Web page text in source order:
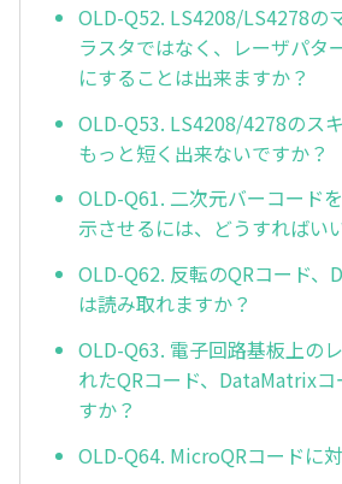
OLD-Q52. LS4208/LS4278の
ラスタではなく、レーザパタ
にすることは出来ますか？
OLD-Q53. LS4208/4278のス
もっと短く出来ないですか？
OLD-Q61. 二次元バーコード
示させるには、どうすればい
OLD-Q62. 反転のQRコード、
は読み取れますか？
OLD-Q63. 電子回路基板上の
れたQRコード、DataMatrix
すか？
OLD-Q64. MicroQRコードに